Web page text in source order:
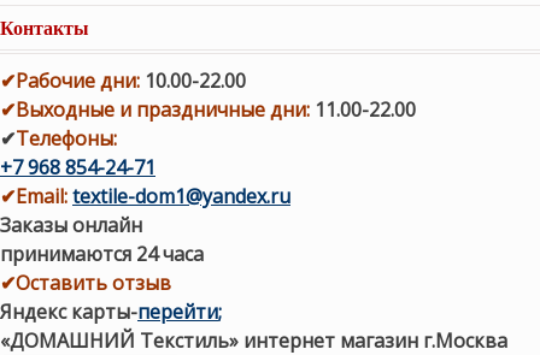
Контакты
✔Рабочие дни: 10.00-22.00
✔Выходные и праздничные дни: 11.00-22.00
✔Телефоны:
+7 968 854-24-71
✔Email:textile-dom1@yandex.ru
Заказы онлайн
принимаются 24 часа
✔Оставить отзыв
Яндекс карты-перейти;
«ДОМАШНИЙ Текстиль» интернет магазин г.Москва